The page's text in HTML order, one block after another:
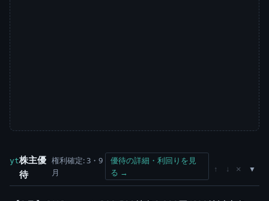
yt株主優
待
権利確定: 3・9
月
優待の詳細・利回りを見
る →
↑ ↓ ×